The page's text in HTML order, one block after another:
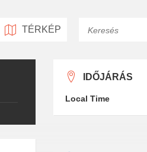
TÉRKÉP
IDŐJÁRÁS
Local Time